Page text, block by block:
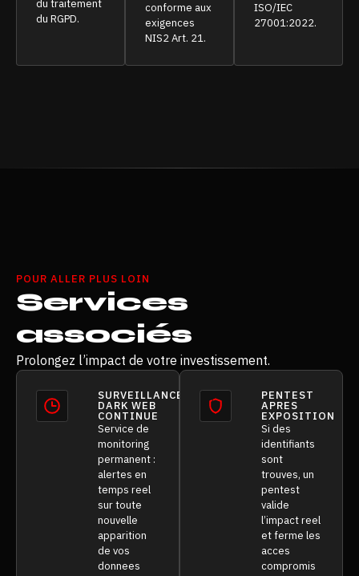
du traitement
du RGPD.
conforme aux
exigences
NIS2 Art. 21.
ISO/IEC
27001:2022.
POUR ALLER PLUS LOIN
Services
associés
Prolongez l’impact de votre investissement.
SURVEILLANCE
DARK WEB
CONTINUE
Service de
monitoring
permanent :
alertes en
temps reel
sur toute
nouvelle
apparition
de vos
donnees
PENTEST
APRES
EXPOSITION
Si des
identifiants
sont
trouves, un
pentest
valide
l’impact reel
et ferme les
acces
compromis